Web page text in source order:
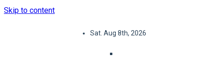
Skip to content
Sat. Aug 8th, 2026